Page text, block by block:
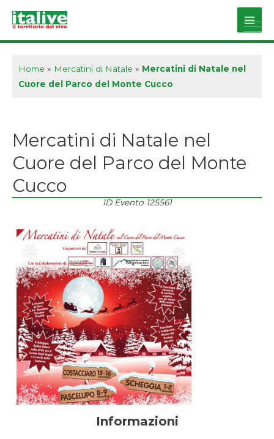
Main
Home » Mercatini di Natale » Mercatini di Natale nel
Cuore del Parco del Monte Cucco
Mercatini di Natale nel
Cuore del Parco del Monte
Cucco
ID Evento 125561
Informazioni